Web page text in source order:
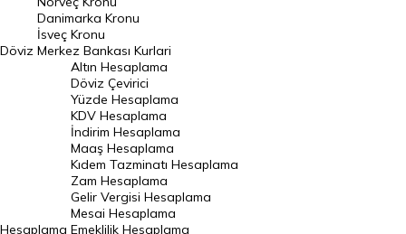
Kanada Doları Kuru
Norveç Kronu Kuru
İsveç Kronu Kuru
Japon Yeni Kuru
Serbest Piyasa Döviz Kurları
Merkez Bankası Döviz Kurları
Döviz
Danimarka Kronu
İsveç Kronu
Merkez Bankası Kurlari
Hesaplama
Altın Hesaplama
Döviz Çevirici
Yüzde Hesaplama
KDV Hesaplama
İndirim Hesaplama
Maaş Hesaplama
Kıdem Tazminatı Hesaplama
Zam Hesaplama
Gelir Vergisi Hesaplama
Mesai Hesaplama
Emeklilik Hesaplama